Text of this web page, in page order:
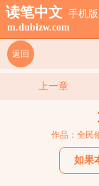
读笔中文 手机版
m.dubizw.com
返回
上一章
作品：全民
如果